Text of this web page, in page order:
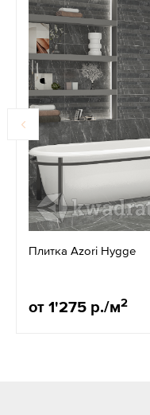
Плитка Azori Hygge
от 1'275 р./м2